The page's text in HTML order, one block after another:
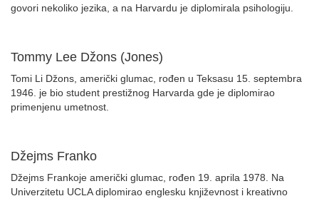
govori nekoliko jezika, a na Harvardu je diplomirala psihologiju.
Tommy Lee Džons (Jones)
Tomi Li Džons, američki glumac, rođen u Teksasu 15. septembra
1946. je bio student prestižnog Harvarda gde je diplomirao
primenjenu umetnost.
Džejms Franko
Džejms Frankoje američki glumac, rođen 19. aprila 1978. Na
Univerzitetu UCLA diplomirao englesku književnost i kreativno